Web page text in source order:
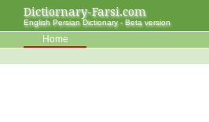
Dictiornary-Farsi.com
English Persian Dictionary - Beta version
Home